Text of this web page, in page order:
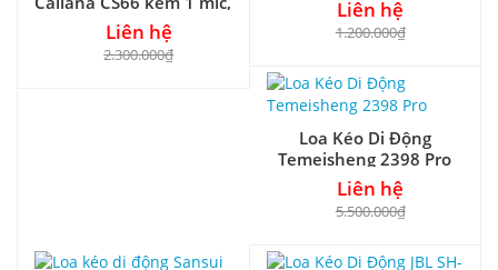
công suất max 250W
Liên hệ
2.300.000₫
Liên hệ
1.200.000₫
Loa Kéo Di Động
Temeisheng 2398 Pro
Liên hệ
5.500.000₫